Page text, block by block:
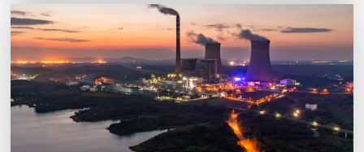
Цена декарбонизации: чем обернется
России глобальная зеленая
Введение ЕС углеродного налога может привести к
потере Россией до 7% экспорта в Старый Свет и 0,1......